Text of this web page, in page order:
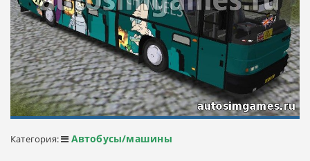
Категория: Автобусы/машины